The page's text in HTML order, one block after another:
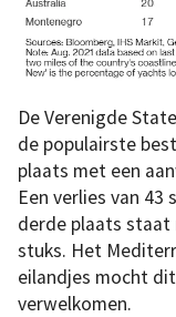
De Verenigde
de populairste
plaats met een
Een verlies van 43
derde plaats staat
stuks. Het
eilandjes mocht
verwelkomen.